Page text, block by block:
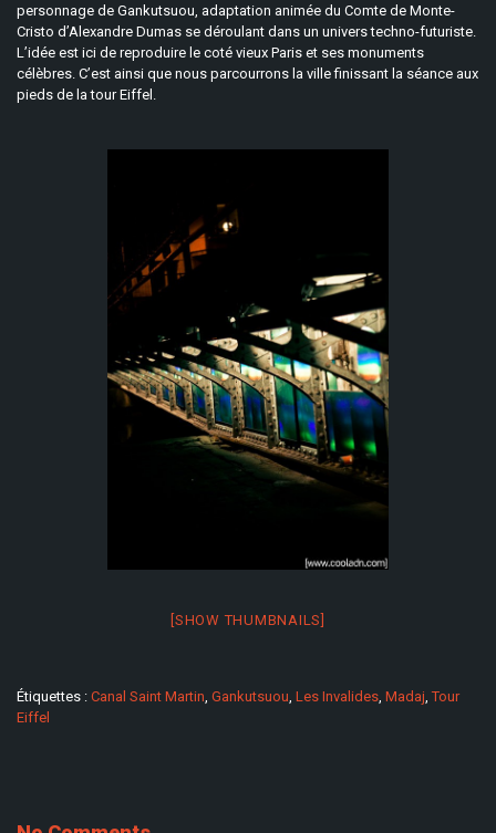
personnage de Gankutsuou, adaptation animée du Comte de Monte-
Cristo d’Alexandre Dumas se déroulant dans un univers techno-futuriste.
L’idée est ici de reproduire le coté vieux Paris et ses monuments
célèbres. C’est ainsi que nous parcourrons la ville finissant la séance aux
pieds de la tour Eiffel.
[SHOW THUMBNAILS]
Étiquettes : Canal Saint Martin, Gankutsuou, Les Invalides, Madaj,Tour
Eiffel